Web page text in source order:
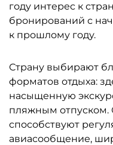
году интерес к
бронирований с
к прошлому году.
Страну выбирают
форматов отдыха:
насыщенную
пляжным отпуском.
способствуют
авиасообщение,